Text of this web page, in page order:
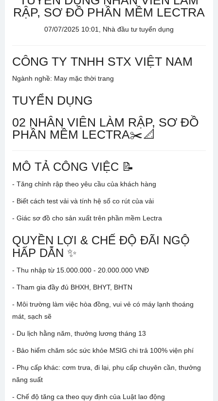
RẬP, SƠ ĐỒ PHẦN MỀM LECTRA
07/07/2025 10:01, Nhà đầu tư tuyển dụng
CÔNG TY TNHH STX VIỆT NAM
Ngành nghề: May mặc thời trang
TUYỂN DỤNG
02 NHÂN VIÊN LÀM RẬP, SƠ ĐỒ
PHẦN MỀM LECTRA✂️📐
MÔ TẢ CÔNG VIỆC 📝
- Tăng chỉnh rập theo yêu cầu của khách hàng
- Biết cách test vải và tính hệ số co rút của vải
- Giác sơ đồ cho sản xuất trên phần mềm Lectra
QUYỀN LỢI & CHẾ ĐỘ ĐÃI NGỘ
HẤP DẪN ✨
- Thu nhập từ 15.000.000 - 20.000.000 VNĐ
- Tham gia đầy đủ BHXH, BHYT, BHTN
- Môi trường làm việc hòa đồng, vui vẻ có máy lạnh thoáng
mát, sạch sẽ
- Du lịch hằng năm, thưởng lương tháng 13
- Bảo hiểm chăm sóc sức khỏe MSIG chi trả 100% viện phí
- Phụ cấp khác: cơm trưa, đi lại, phụ cấp chuyên cần, thưởng
năng suất
- Chế độ tăng ca theo quy định của Luật lao động